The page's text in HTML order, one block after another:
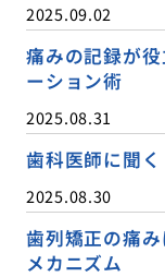
2025.09.02
痛みの記録が
ーション術
2025.08.31
歯科医師に聞
2025.08.30
歯列矯正の痛
メカニズム